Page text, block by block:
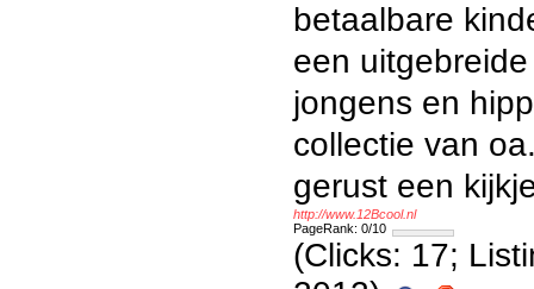
betaalbare
een
jongens en
collectie van
gerust een
http://www.12Bcool.nl
PageRank: 0/10
(Clicks: 17;